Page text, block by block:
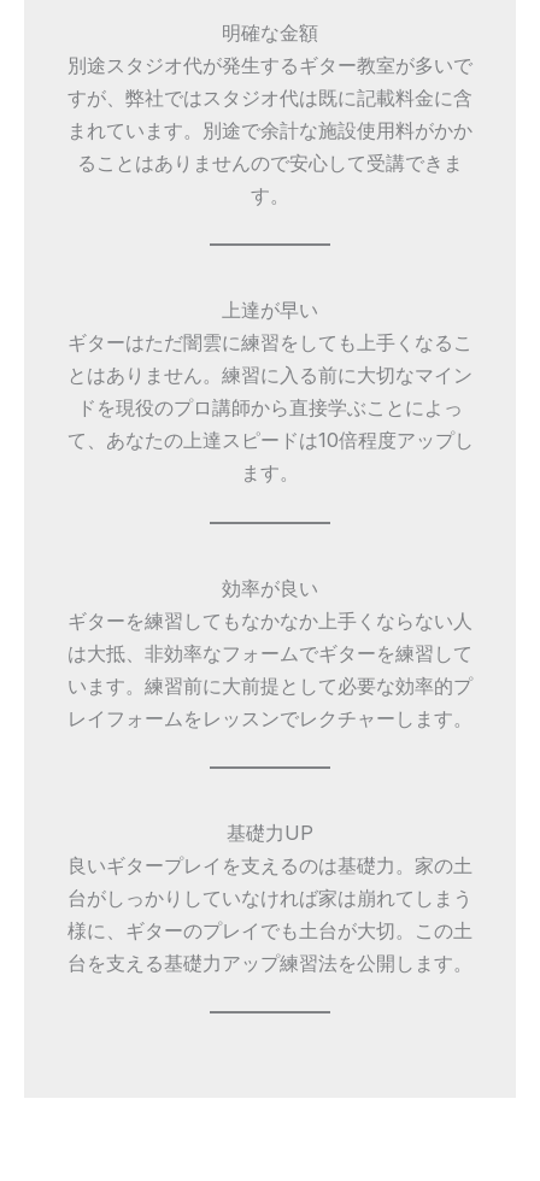
明確な金額
別途スタジオ代が発生するギター教室が多いで
すが、弊社ではスタジオ代は既に記載料金に含
まれています。別途で余計な施設使用料がかか
ることはありませんので安心して受講できま
す。
上達が早い
ギターはただ闇雲に練習をしても上手くなるこ
とはありません。練習に入る前に大切なマイン
ドを現役のプロ講師から直接学ぶことによっ
て、あなたの上達スピードは10倍程度アップし
ます。
効率が良い
ギターを練習してもなかなか上手くならない人
は大抵、非効率なフォームでギターを練習して
います。練習前に大前提として必要な効率的プ
レイフォームをレッスンでレクチャーします。
基礎力UP
良いギタープレイを支えるのは基礎力。家の土
台がしっかりしていなければ家は崩れてしまう
様に、ギターのプレイでも土台が大切。この土
台を支える基礎力アップ練習法を公開します。